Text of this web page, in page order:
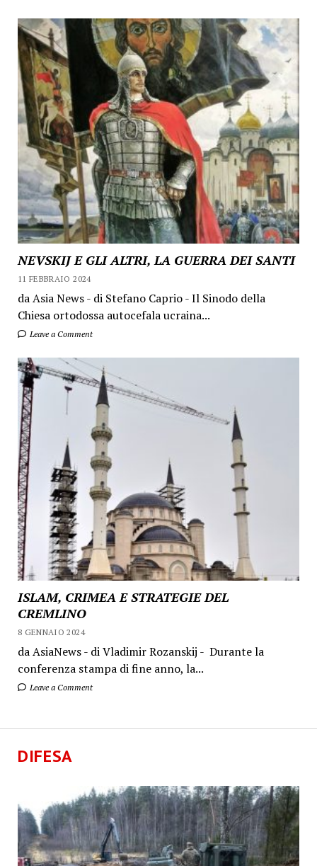
NEVSKIJ E GLI ALTRI, LA GUERRA DEI SANTI
11 FEBBRAIO 2024
da Asia News - di Stefano Caprio - Il Sinodo della
Chiesa ortodossa autocefala ucraina...
Leave a Comment
ISLAM, CRIMEA E STRATEGIE DEL
CREMLINO
8 GENNAIO 2024
da AsiaNews - di Vladimir Rozanskij - Durante la
conferenza stampa di fine anno, la...
Leave a Comment
DIFESA